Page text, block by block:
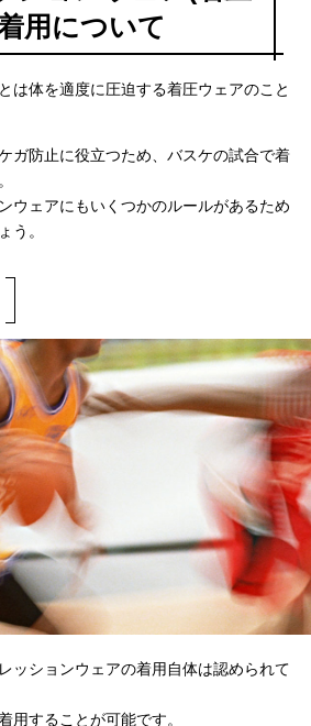
用について
は体を適度に圧迫する着圧ウェアのこと
ガ防止に役立つため、バスケの試合で着
ウェアにもいくつかのルールがあるため
う。
ッションウェアの着用自体は認められて
用することが可能です。